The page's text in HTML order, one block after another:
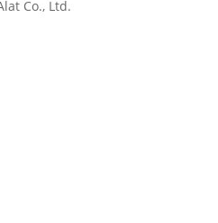
Co., Ltd.